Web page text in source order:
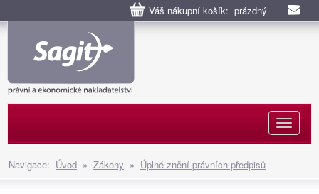
Váš nákupní košík: prázdný
Navigace: Úvod » Zákony » Úplné znění právních předpisů